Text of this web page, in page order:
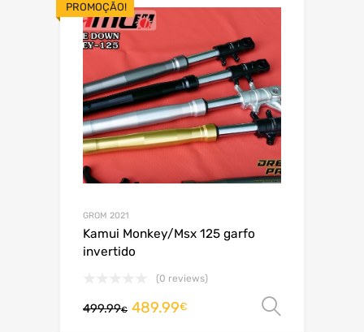
PROMOÇÃO!
GROM 2021
Kamui Monkey/Msx 125 garfo
invertido
(0 reviews)
499.99€ 489.99€